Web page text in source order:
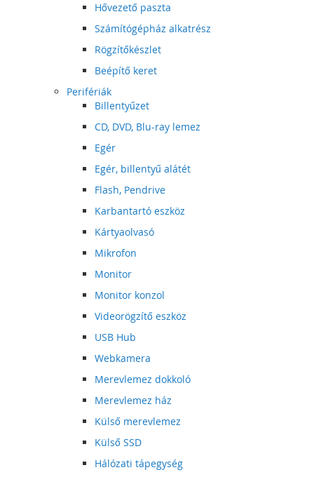
Hővezető paszta
Számítógépház alkatrész
Rögzítőkészlet
Beépítő keret
Perifériák
Billentyűzet
CD, DVD, Blu-ray lemez
Egér
Egér, billentyű alátét
Flash, Pendrive
Karbantartó eszköz
Kártyaolvasó
Mikrofon
Monitor
Monitor konzol
Videorögzítő eszköz
USB Hub
Webkamera
Merevlemez dokkoló
Merevlemez ház
Külső merevlemez
Külső SSD
Hálózati tápegység